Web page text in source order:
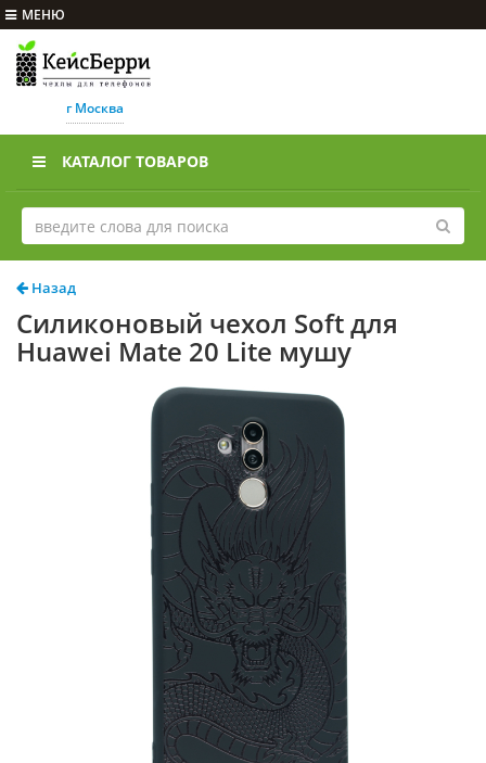
МЕНЮ
г Москва
КАТАЛОГ ТОВАРОВ
Назад
Силиконовый чехол Soft для
Huawei Mate 20 Lite мушу